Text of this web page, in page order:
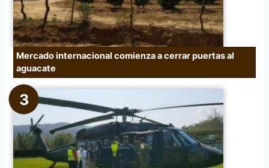
Mercado internacional comienza a cerrar puertas al
aguacate